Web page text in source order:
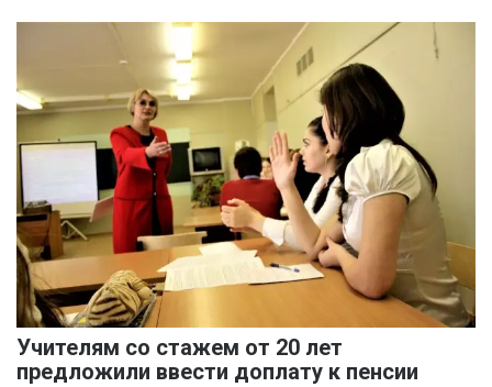
Учителям со стажем от 20 лет
предложили ввести доплату к пенсии